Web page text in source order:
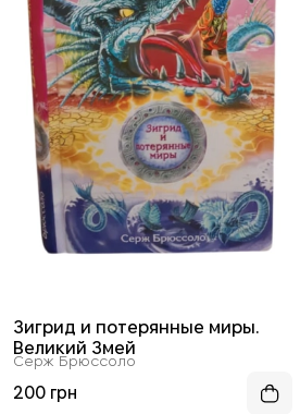
Зигрид и потерянные миры.
Великий Змей
Серж Брюссоло
200 грн